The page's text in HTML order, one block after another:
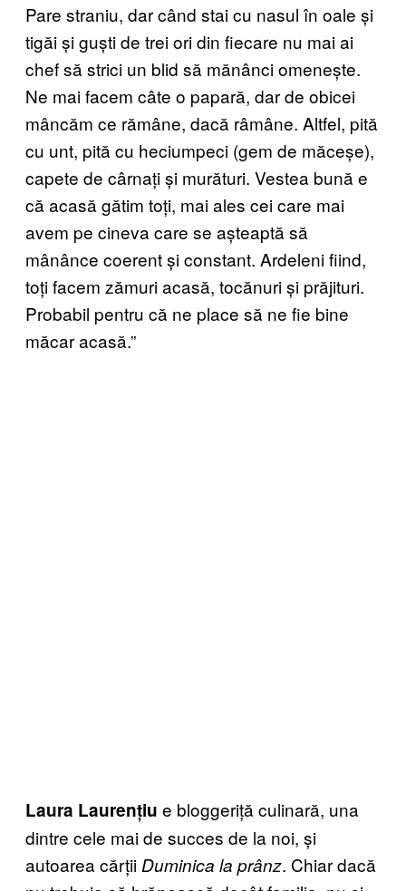
Pare straniu, dar când stai cu nasul în oale și
tigăi și guști de trei ori din fiecare nu mai ai
chef să strici un blid să mănânci omenește.
Ne mai facem câte o papară, dar de obicei
mâncăm ce rămâne, dacă râmâne. Altfel, pită
cu unt, pită cu heciumpeci (gem de măceșe),
capete de cârnați și murături. Vestea bună e
că acasă gătim toți, mai ales cei care mai
avem pe cineva care se așteaptă să
mânânce coerent și constant. Ardeleni fiind,
toți facem zămuri acasă, tocănuri și prăjituri.
Probabil pentru că ne place să ne fie bine
măcar acasă.”
Laura Laurențiu e bloggeriță culinară, una
dintre cele mai de succes de la noi, și
autoarea cărții Duminica la prânz. Chiar dacă